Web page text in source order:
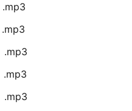
.mp3
.mp3
.mp3